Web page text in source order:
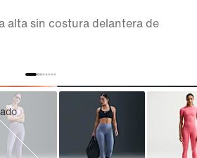
alta sin costura delantera de